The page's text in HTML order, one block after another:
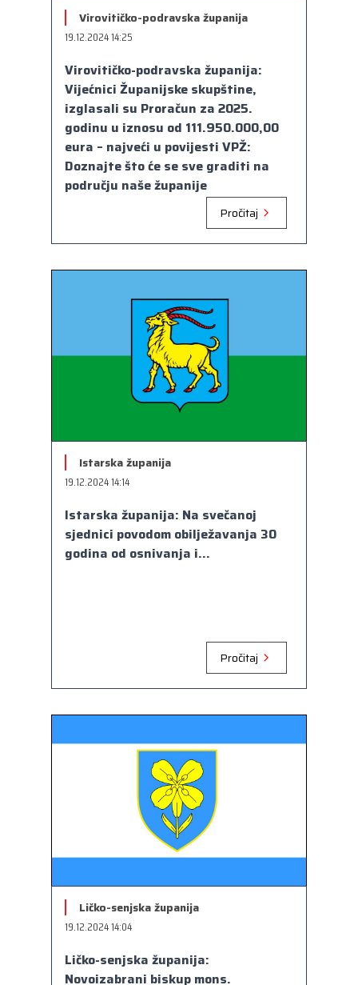
Virovitičko-podravska županija
19.12.2024 14:25
Virovitičko-podravska županija:
Vijećnici Županijske skupštine,
izglasali su Proračun za 2025.
godinu u iznosu od 111.950.000,00
eura – najveći u povijesti VPŽ:
Doznajte što će se sve graditi na
području naše županije
Pročitaj
Istarska županija
19.12.2024 14:14
Istarska županija: Na svečanoj
sjednici povodom obilježavanja 30
godina od osnivanja i...
Pročitaj
Ličko-senjska županija
19.12.2024 14:04
Ličko-senjska županija:
Novoizabrani biskup mons.